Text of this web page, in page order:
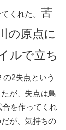
くれた。 苦
の原点に
ルで立ち
2失点という
が、失点は鳥
を作ってくれ
が、気持ちの